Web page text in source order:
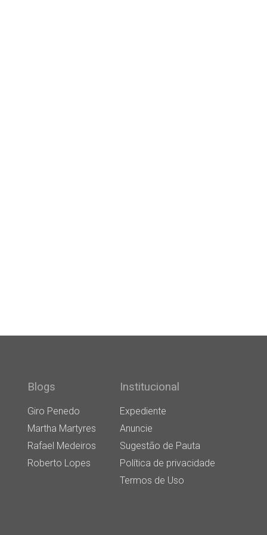
Blogs
Giro Penedo
Martha Martyres
Rafael Medeiros
Roberto Lopes
Institucional
Expediente
Anuncie
Sugestão de Pauta
Política de privacidade
Termos de Uso